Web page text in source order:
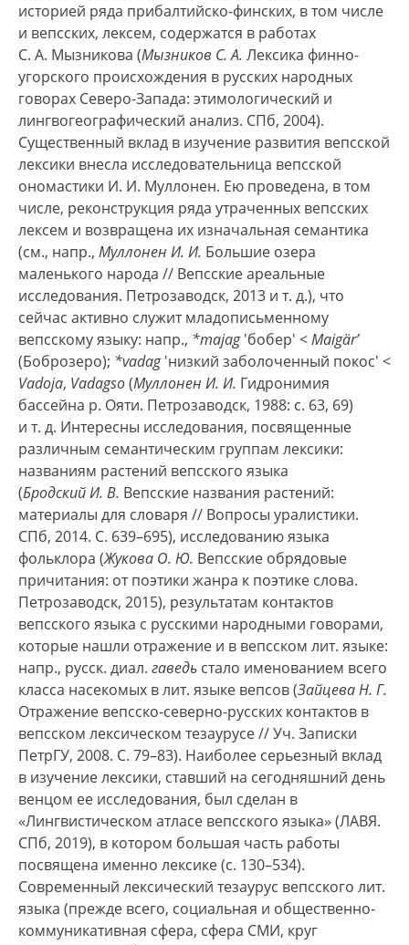
историей ряда прибалтийско-финских, в том числе
и вепсских, лексем, содержатся в работах
С. А. Мызникова (Мызников С. А. Лексика финно-
угорского происхождения в русских народных
говорах Северо-Запада: этимологический и
лингвогеографический анализ. СПб, 2004).
Существенный вклад в изучение развития вепсской
лексики внесла исследовательница вепсской
ономастики И. И. Муллонен. Ею проведена, в том
числе, реконструкция ряда утраченных вепсских
лексем и возвращена их изначальная семантика
(см., напр., Муллонен И. И. Большие озера
маленького народа // Вепсские ареальные
исследования. Петрозаводск, 2013 и т. д.), что
сейчас активно служит младописьменному
вепсскому языку: напр., *majag'бобер' <Maigär’
(Боброзеро); *vadag'низкий заболоченный покос' <
Vadoja, Vadagso(Муллонен И. И. Гидронимия
бассейна р. Ояти. Петрозаводск, 1988: с. 63, 69)
и т. д. Интересны исследования, посвященные
различным семантическим группам лексики:
названиям растений вепсского языка
(Бродский И. В. Вепсские названия растений:
материалы для словаря // Вопросы уралистики.
СПб, 2014. С. 639–695), исследованию языка
фольклора (Жукова О. Ю. Вепсские обрядовые
причитания: от поэтики жанра к поэтике слова.
Петрозаводск, 2015), результатам контактов
вепсского языка с русскими народными говорами,
которые нашли отражение и в вепсском лит. языке:
напр., русск. диал. гаведь стало именованием всего
класса насекомых в лит. языке вепсов (Зайцева Н. Г.
Отражение вепсско-северно-русских контактов в
вепсском лексическом тезаурусе // Уч. Записки
ПетрГУ, 2008. С. 79–83). Наиболее серьезный вклад
в изучение лексики, ставший на сегодняшний день
венцом ее исследования, был сделан в
«Лингвистическом атласе вепсского языка» (ЛАВЯ.
СПб, 2019), в котором большая часть работы
посвящена именно лексике (с. 130–534).
Современный лексический тезаурус вепсского лит.
языка (прежде всего, социальная и общественно-
коммуникативная сфера, сфера СМИ, круг